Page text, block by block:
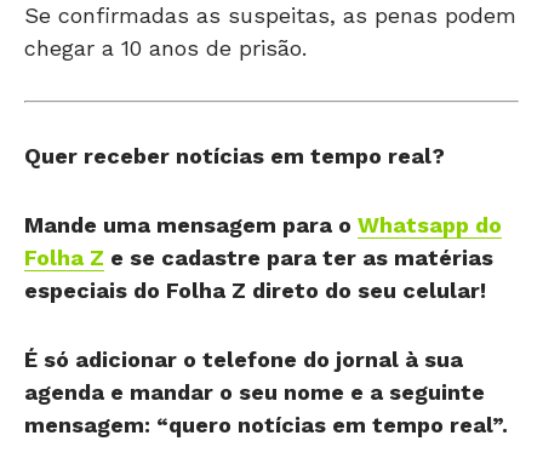
Se confirmadas as suspeitas, as penas podem
chegar a 10 anos de prisão.
Quer receber notícias em tempo real?
Mande uma mensagem para o Whatsapp do
Folha Z e se cadastre para ter as matérias
especiais do Folha Z direto do seu celular!
É só adicionar o telefone do jornal à sua
agenda e mandar o seu nome e a seguinte
mensagem: “quero notícias em tempo real”.